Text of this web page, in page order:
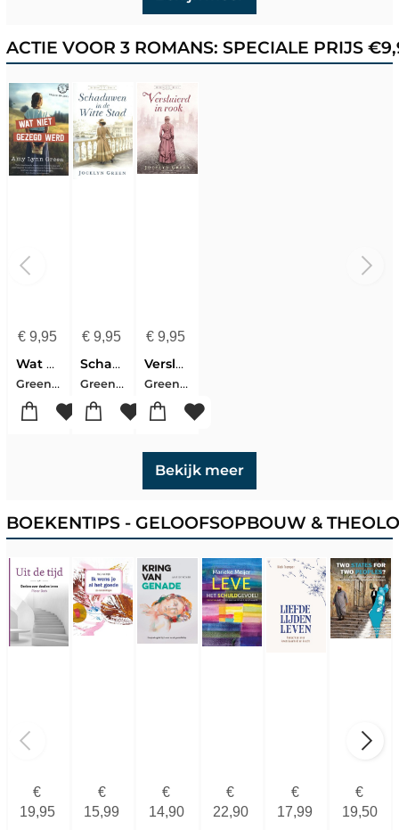
ACTIE VOOR 3 ROMANS: SPECIALE PRIJS
€9,95
Wat Niet Gezegd Werd
Green, Amy Lynn
€ 9,95
Schaduwen In De Witte Stad
Green, Jocelyn
€ 9,95
Versluierd In Rook
Green, Jocelyn
Bekijk meer
BOEKENTIPS - GELOOFSOPBOUW &
€
19,95
€
15,99
€
14,90
€
22,90
€
17,99
€
19,50